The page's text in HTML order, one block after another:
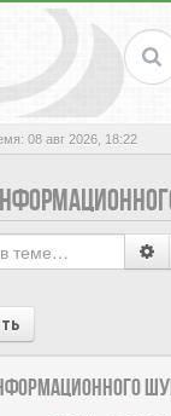
08 авг 2026, 18:22